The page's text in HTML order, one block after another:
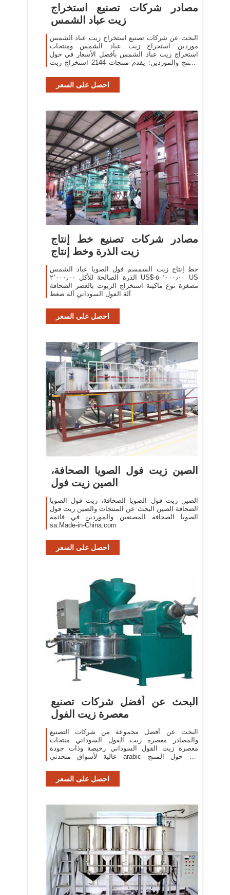
مصادر شركات تصنيع استخراج
زيت عباد الشمس
البحث عن شركات تصنيع استخراج زيت عباد الشمس
موردين استخراج زيت عباد الشمس ومنتجات
استخراج زيت عباد الشمس بأفضل الأسعار في حول
المنتج والموردين: يقدم منتجات 2144 استخراج زيت
احصل على السعر
مصادر شركات تصنيع خط إنتاج
زيت الذرة وخط إنتاج
خط إنتاج زيت السمسم فول الصويا عباد الشمس
الذرة الصالحة للأكل ٢٬٠٠٠٫٠٠ US$-٥٠٬٠٠٠٫٠٠ US
مصغرة نوع ماكينة استخراج الزيوت بالعصر الصحافة
آلة الفول السوداني آلة ضغط
احصل على السعر
الصين زيت فول الصويا الصحافة،
الصين زيت فول
الصين زيت فول الصويا الصحافة، زيت فول الصويا
الصحافة الصين البحث عن المنتجات والصين زيت فول
الصويا الصحافة المصنعين والموردين في قائمة
sa.Made-in-China.com
احصل على السعر
البحث عن أفضل شركات تصنيع
معصرة زيت الفول
البحث عن أفضل مجموعة من شركات التصنيع
والمصادر معصرة زيت الفول السوداني منتجات
معصرة زيت الفول السوداني رخيصة وذات جودة
عالية لأسواق متحدثي arabic في حول المنتج
احصل على السعر